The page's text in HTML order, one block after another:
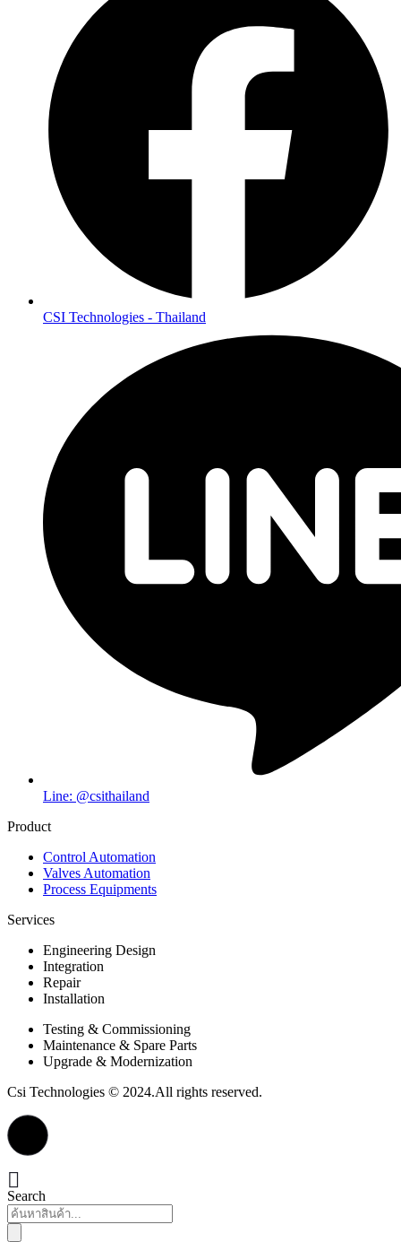
CSI Technologies - Thailand
Line: @csithailand
Product
Control Automation
Valves Automation
Process Equipments
Services
Engineering Design
Integration
Repair
Installation
Testing & Commissioning
Maintenance & Spare Parts
Upgrade & Modernization
Csi Technologies © 2024.All rights reserved.
Search